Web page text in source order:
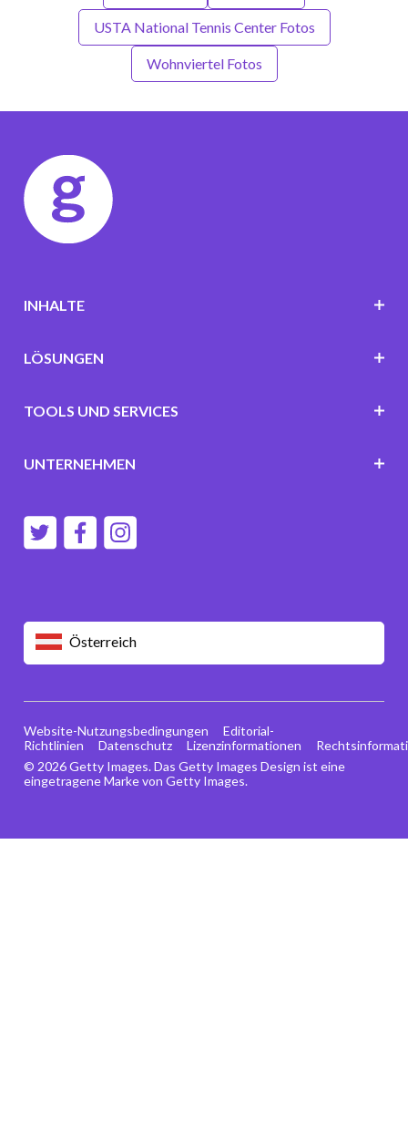
USTA National Tennis Center Fotos
Wohnviertel Fotos
Österreich
INHALTE
LÖSUNGEN
TOOLS UND SERVICES
UNTERNEHMEN
© 2026 Getty Images. Das Getty Images Design ist eine
eingetragene Marke von Getty Images.
Website-Nutzungsbedingungen
Editorial-
Richtlinien
Datenschutz Lizenzinformationen